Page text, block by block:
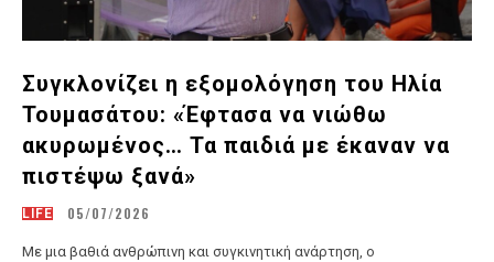
Συγκλονίζει η εξομολόγηση του Ηλία
Τουμασάτου: «Έφτασα να νιώθω
ακυρωμένος… Τα παιδιά με έκαναν να
πιστέψω ξανά»
LIFE 05/07/2026
Με μια βαθιά ανθρώπινη και συγκινητική ανάρτηση, ο